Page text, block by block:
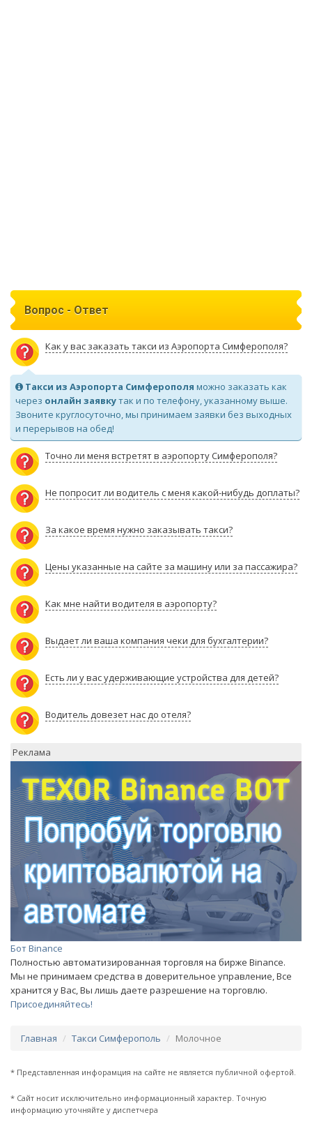
Вопрос - Ответ
Как у вас заказать такси из Аэропорта Симферополя?
Такси из Аэропорта Симферополя можно заказать как
через онлайн заявкутак и по телефону, указанному выше.
Звоните круглосуточно, мы принимаем заявки без выходных
и перерывов на обед!
Точно ли меня встретят в аэропорту Симферополя?
Не попросит ли водитель с меня какой-нибудь доплаты?
За какое время нужно заказывать такси?
Цены указанные на сайте за машину или за пассажира?
Как мне найти водителя в аэропорту?
Выдает ли ваша компания чеки для бухгалтерии?
Есть ли у вас удерживающие устройства для детей?
Водитель довезет нас до отеля?
Реклама
Бот Binance
Полностью автоматизированная торговля на бирже Binance.
Мы не принимаем средства в доверительное управление, Все
хранится у Вас, Вы лишь даете разрешение на торговлю.
Присоединяйтесь!
Главная Такси Симферополь Молочное
* Представленная инфорамция на сайте не является публичной офертой.
* Сайт носит исключительно информационный характер. Точную
информацию уточняйте у диспетчера